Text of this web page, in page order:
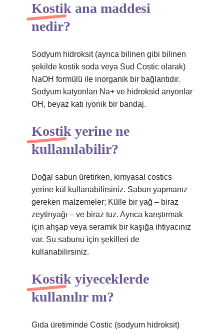
Kostik ana maddesi
nedir?
Sodyum hidroksit (ayrıca bilinen gibi bilinen
şekilde kostik soda veya Sud Costic olarak)
NaOH formülü ile inorganik bir bağlantıdır.
Sodyum katyonları Na+ ve hidroksid anyonlar
OH, beyaz katı iyonik bir bandaj.
Kostik yerine ne
kullanılabilir?
Doğal sabun üretirken, kimyasal costics
yerine kül kullanabilirsiniz. Sabun yapmanız
gereken malzemeler; Külle bir yağ – biraz
zeytinyağı – ve biraz tuz. Ayrıca karıştırmak
için ahşap veya seramik bir kaşığa ihtiyacınız
var. Su sabunu için şekilleri de
kullanabilirsiniz.
Kostik yiyeceklerde
kullanılır mı?
Gıda üretiminde Costic (sodyum hidroksit)